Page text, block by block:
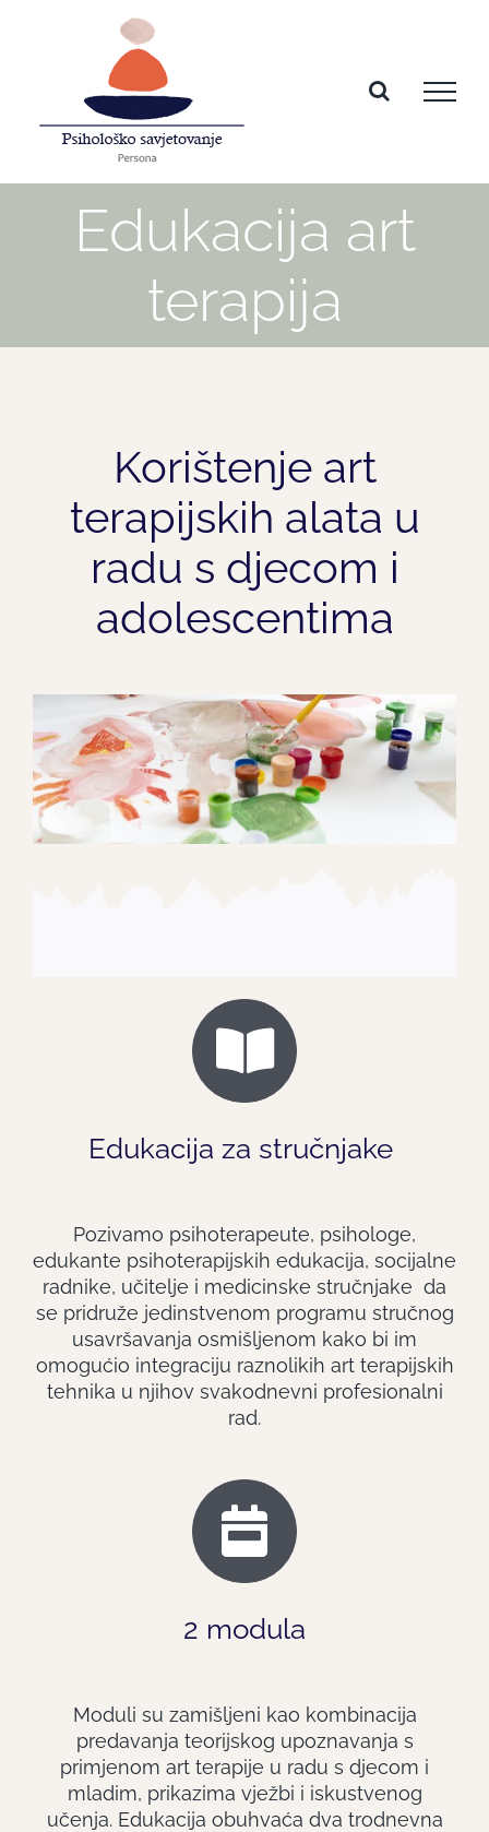
Edukacija art
terapija
Korištenje art
terapijskih alata u
radu s djecom i
adolescentima
Edukacija za stručnjake
Pozivamo psihoterapeute, psihologe,
edukante psihoterapijskih edukacija, socijalne
radnike, učitelje i medicinske stručnjake da
se pridruže jedinstvenom programu stručnog
usavršavanja osmišljenom kako bi im
omogućio integraciju raznolikih art terapijskih
tehnika u njihov svakodnevni profesionalni
rad.
2 modula
Moduli su zamišljeni kao kombinacija
predavanja teorijskog upoznavanja s
primjenom art terapije u radu s djecom i
mladim, prikazima vježbi i iskustvenog
učenja. Edukacija obuhvaća dva trodnevna